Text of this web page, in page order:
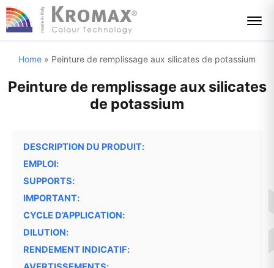
Home » Peinture de remplissage aux silicates de potassium
Peinture de remplissage aux silicates
de potassium
DESCRIPTION DU PRODUIT:
EMPLOI:
SUPPORTS:
IMPORTANT:
CYCLE D’APPLICATION:
DILUTION:
RENDEMENT INDICATIF: